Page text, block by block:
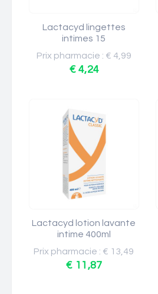
Lactacyd lingettes
intimes 15
Prix pharmacie : € 4,99
€ 4,24
Lactacyd lotion lavante
intime 400ml
Prix pharmacie : € 13,49
€ 11,87